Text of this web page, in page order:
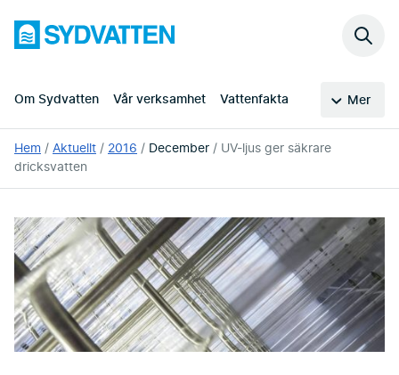
huvudinnehållet
Sydvatten
Om Sydvatten Vår verksamhet Vattenfakta Mer
Sök
Du
är
här:
Hem Aktuellt 2016 December
UV-ljus ger säkrare
dricksvatten